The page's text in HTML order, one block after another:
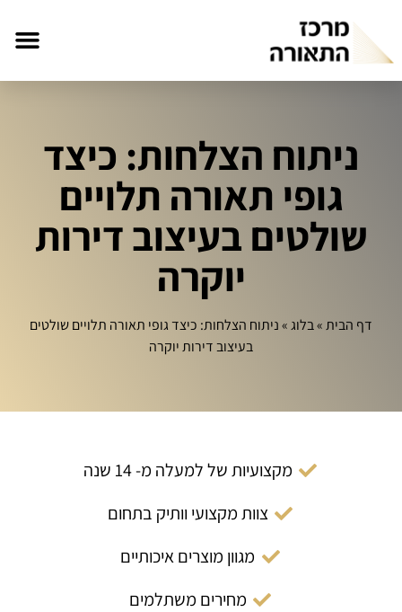
ניתוח הצלחות: כיצד
גופי תאורה תלויים
שולטים בעיצוב דירות
יוקרה
דף הבית»בלוג»ניתוח הצלחות: כיצד גופי תאורה תלויים שולטים
בעיצוב דירות יוקרה
מקצועיות של למעלה מ- 14 שנה
צוות מקצועי וותיק בתחום
מגוון מוצרים איכותיים
מחירים משתלמים